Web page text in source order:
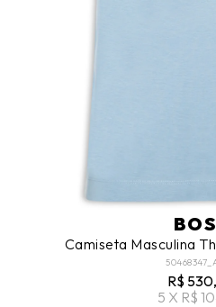
Camiseta Masculina
R$
5 X R$